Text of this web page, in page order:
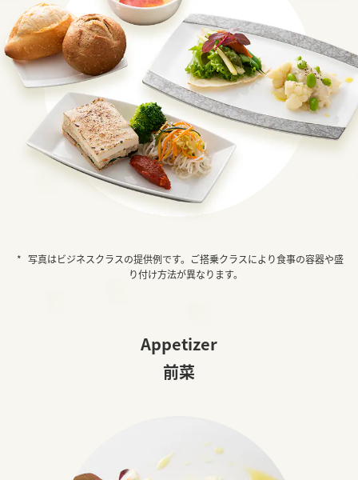
写真はビジネスクラスの提供例です。ご搭乗クラスにより食事の容器や盛
り付け方法が異なります。
Appetizer
前菜